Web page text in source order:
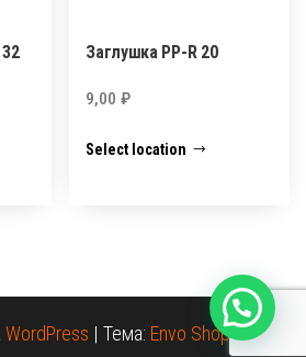
Заглушка PP-R 20
9,00₽
Select location
WordPress | Тема: Envo Shopper